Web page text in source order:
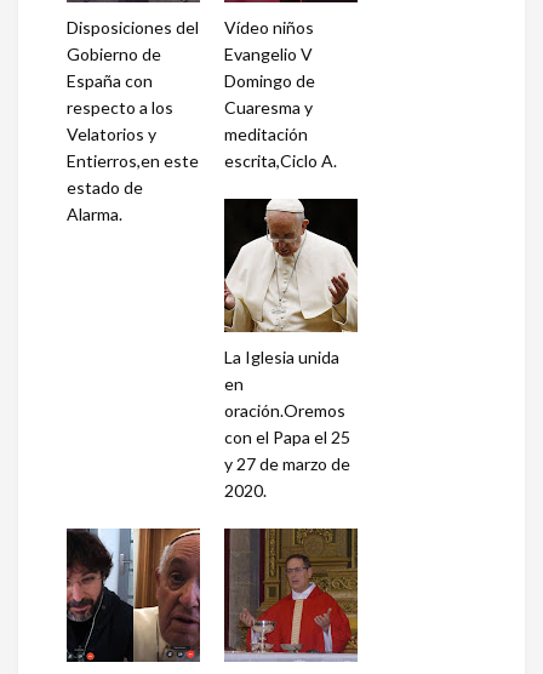
Disposiciones del
Gobierno de
España con
respecto a los
Velatorios y
Entierros,en este
estado de
Alarma.
Vídeo niños
Evangelio V
Domingo de
Cuaresma y
meditación
escrita,Ciclo A.
La Iglesia unida
en
oración.Oremos
con el Papa el 25
y 27 de marzo de
2020.